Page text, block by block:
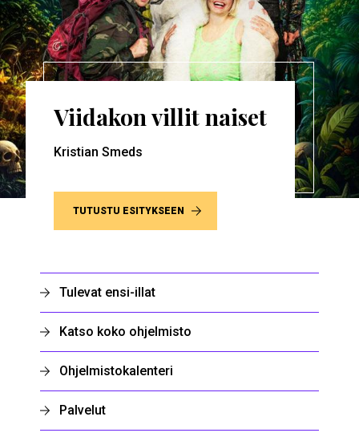
Viidakon villit naiset
Kristian Smeds
TUTUSTU ESITYKSEEN
Tulevat ensi-illat
Katso koko ohjelmisto
Ohjelmistokalenteri
Palvelut